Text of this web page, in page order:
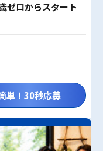
ゼロからスタート
単！30秒応募